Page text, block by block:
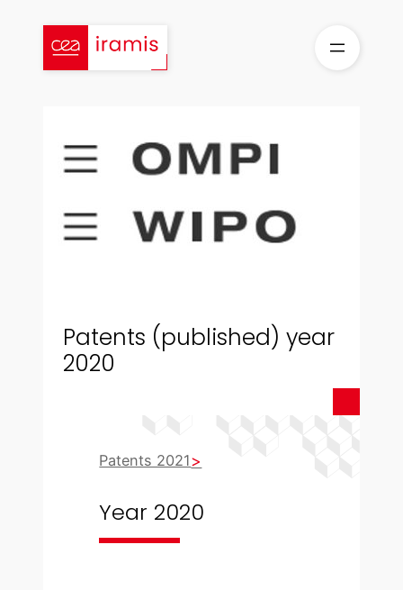
content
Patents (published) year
2020
Patents 2021
Year 2020